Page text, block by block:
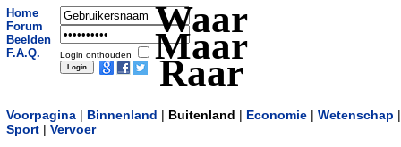
Home
Forum
Beelden
F.A.Q.
Login onthouden
Waar
Maar
Raar
Voorpagina | Binnenland | Buitenland | Economie | Wetenschap |
Sport | Vervoer